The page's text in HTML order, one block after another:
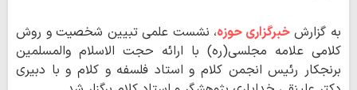
به گزارشخبرگزاری حوزه، نشست علمی تبیین شخصیت و روش
کلامی علامه مجلسی(ره) با ارائه حجت الاسلام والمسلمین
برنجکار رئیس انجمن کلام و استاد فلسفه و کلام و با دبیری